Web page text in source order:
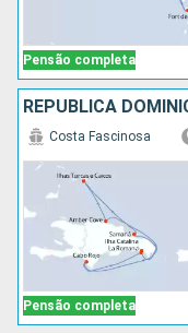
Pensão completa
REPUBLICA
Pensão completa
Costa Fascinosa